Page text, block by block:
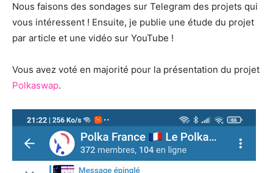
Nous faisons des sondages sur Telegram des projets qui
vous intéressent ! Ensuite, je publie une étude du projet
par article et une vidéo sur YouTube !
Vous avez voté en majorité pour la présentation du projet
Polkaswap.